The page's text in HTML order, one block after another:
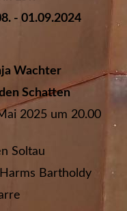
- 01.09.2024
Wachter
Schatten
2025 um 20.00
Soltau
Bartholdy